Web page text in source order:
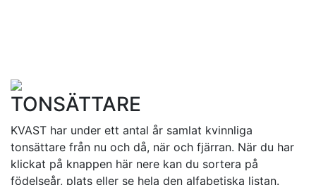
TONSÄTTARE
KVAST har under ett antal år samlat kvinnliga
tonsättare från nu och då, när och fjärran. När du har
klickat på knappen här nere kan du sortera på
födelseår, plats eller se hela den alfabetiska listan.